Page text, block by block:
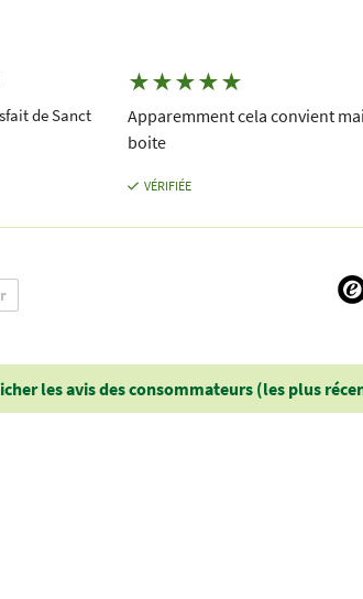
de Sanct
★★★★★
Apparemment cela convient
boite
VÉRIFIÉE
les avis des consommateurs (les plus